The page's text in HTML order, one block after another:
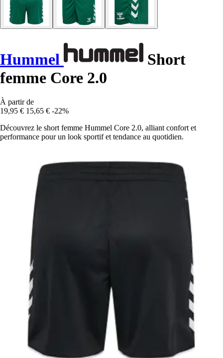
Hummel
Short
femme Core 2.0
À partir de
19,95 € 15,65 € -22%
Découvrez le short femme Hummel Core 2.0, alliant confort et
performance pour un look sportif et tendance au quotidien.